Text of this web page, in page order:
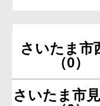
さいたま市
（0）
さいたま市